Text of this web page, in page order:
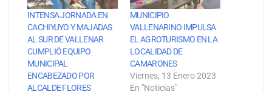
INTENSA JORNADA EN
CACHIYUYO Y MAJADAS
AL SUR DE VALLENAR
CUMPLIÓ EQUIPO
MUNICIPAL
ENCABEZADO POR
ALCALDE FLORES
MUNICIPIO
VALLENARINO IMPULSA
EL AGROTURISMO EN LA
LOCALIDAD DE
CAMARONES
Viernes, 13 Enero 2023
En "Noticias"